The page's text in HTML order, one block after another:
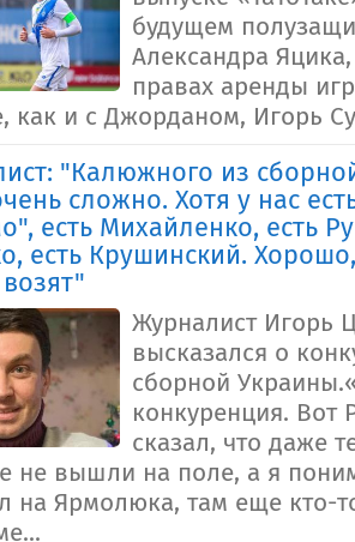
будущем
Александра
правах аренды
как и с Джорданом, Игорь
"Калюжного из
сложно. Хотя у нас
есть Михайленко, есть
есть Крушинский.
Журналист Игорь
высказался о
сборной
конкуренция. Вот
сказал, что даже
не вышли на поле, а я
на Ярмолюка, там еще кто-